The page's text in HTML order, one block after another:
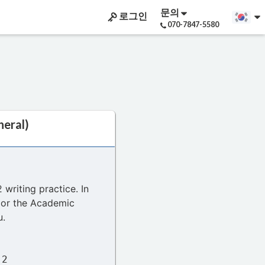
로그인 문의
070-7847-5580
writing practice. In
the Academic